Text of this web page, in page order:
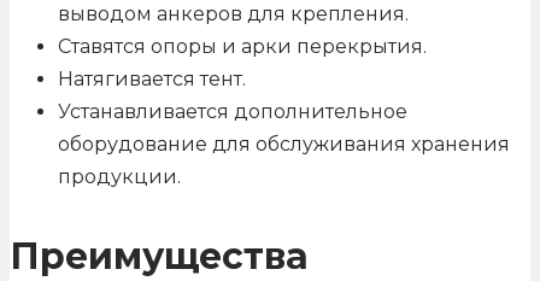
выводом анкеров для крепления.
Ставятся опоры и арки перекрытия.
Натягивается тент.
Устанавливается дополнительное
оборудование для обслуживания хранения
продукции.
Преимущества